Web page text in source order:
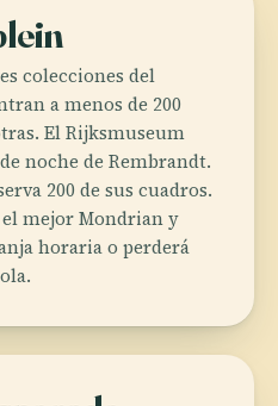
colecciones del
a menos de 200
El Rijksmuseum
noche de Rembrandt.
200 de sus cuadros.
mejor Mondrian y
horaria o perderá